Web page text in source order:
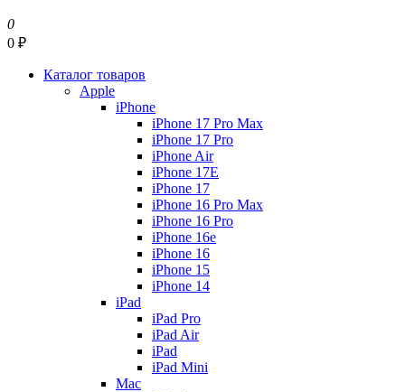
0
0 ₽
Каталог товаров
Apple
iPhone
iPhone 17 Pro Max
iPhone 17 Pro
iPhone Air
iPhone 17E
iPhone 17
iPhone 16 Pro Max
iPhone 16 Pro
iPhone 16e
iPhone 16
iPhone 15
iPhone 14
iPad
iPad Pro
iPad Air
iPad
iPad Mini
Mac